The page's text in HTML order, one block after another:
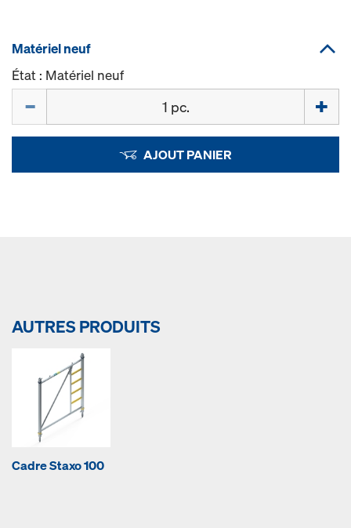
Matériel neuf
État : Matériel neuf
AJOUT PANIER
AUTRES PRODUITS
Cadre Staxo 100